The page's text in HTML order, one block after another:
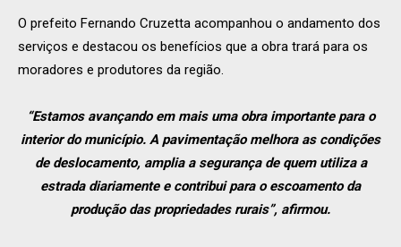
O prefeito Fernando Cruzetta acompanhou o andamento dos
serviços e destacou os benefícios que a obra trará para os
moradores e produtores da região.
“Estamos avançando em mais uma obra importante para o
interior do município. A pavimentação melhora as condições
de deslocamento, amplia a segurança de quem utiliza a
estrada diariamente e contribui para o escoamento da
produção das propriedades rurais”, afirmou.